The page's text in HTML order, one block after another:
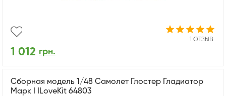
1 ОТЗЫВ
1 012 грн.
Сборная модель 1/48 Самолет Глостер Гладиатор
Марк I ILoveKit 64803